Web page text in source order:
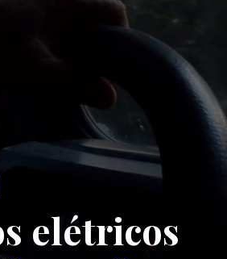
elétricos